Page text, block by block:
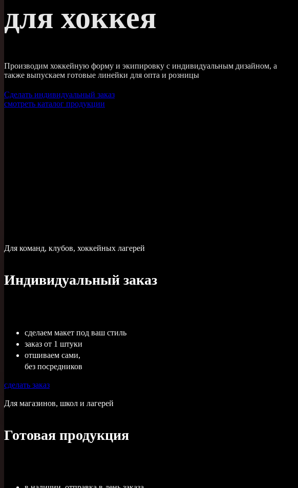
для хоккея
Производим хоккейную форму и экипировку с индивидуальным дизайном, а
также выпускаем готовые линейки для опта и розницы
Сделать индивидуальный заказ
смотреть каталог продукции
Для команд, клубов, хоккейных лагерей
Индивидуальный заказ
сделаем макет под ваш стиль
заказ от 1 штуки
отшиваем сами,
без посредников
сделать заказ
Для магазинов, школ и лагерей
Готовая продукция